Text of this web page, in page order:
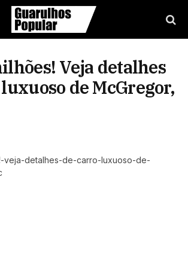
Veja detalhes
de McGregor,